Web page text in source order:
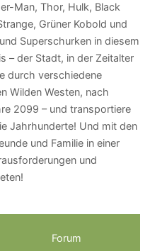
Man, Thor, Hulk, Black
Grüner Kobold und
Superschurken in diesem
– der Stadt, in der Zeitalter
durch verschiedene
Wilden Westen, nach
2099 – und transportiere
Jahrhunderte! Und mit den
und Familie in einer
und
Forum